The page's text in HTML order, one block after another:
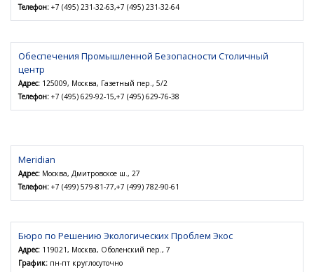
Телефон: +7 (495) 231-32-63,+7 (495) 231-32-64
Обеспечения Промышленной Безопасности Столичный
центр
Адрес: 125009, Москва, Газетный пер., 5/2
Телефон: +7 (495) 629-92-15,+7 (495) 629-76-38
Meridian
Адрес: Москва, Дмитровское ш., 27
Телефон: +7 (499) 579-81-77,+7 (499) 782-90-61
Бюро по Решению Экологических Проблем Экос
Адрес: 119021, Москва, Оболенский пер., 7
График: пн-пт круглосуточно